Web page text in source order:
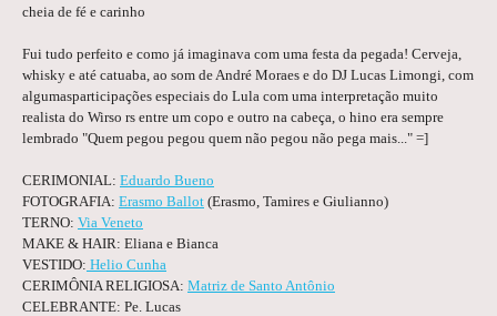
cheia de fé e carinho
Fui tudo perfeito e como já imaginava com uma festa da pegada! Cerveja,
whisky e até catuaba, ao som de André Moraes e do DJ Lucas Limongi, com
algumasparticipações especiais do Lula com uma interpretação muito
realista do Wirso rs entre um copo e outro na cabeça, o hino era sempre
lembrado "Quem pegou pegou quem não pegou não pega mais..." =]
CERIMONIAL: Eduardo Bueno
FOTOGRAFIA: Erasmo Ballot (Erasmo, Tamires e Giulianno)
TERNO: Via Veneto
MAKE & HAIR: Eliana e Bianca
VESTIDO: Helio Cunha
CERIMÔNIA RELIGIOSA: Matriz de Santo Antônio
CELEBRANTE: Pe. Lucas